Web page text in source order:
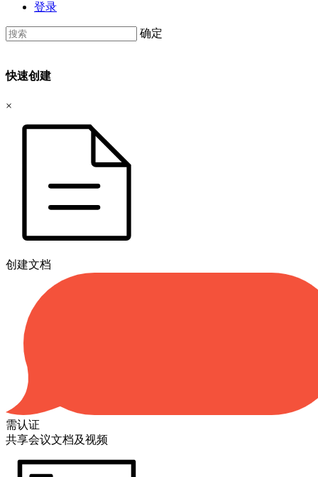
登录
确定
快速创建
×
创建文档
需认证
共享会议文档及视频